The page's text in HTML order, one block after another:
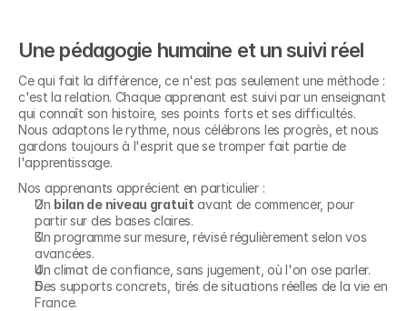
Une pédagogie humaine et un suivi réel
Ce qui fait la différence, ce n'est pas seulement une méthode :
c'est la relation. Chaque apprenant est suivi par un enseignant
qui connaît son histoire, ses points forts et ses difficultés.
Nous adaptons le rythme, nous célébrons les progrès, et nous
gardons toujours à l'esprit que se tromper fait partie de
l'apprentissage.
Nos apprenants apprécient en particulier :
Un bilan de niveau gratuit avant de commencer, pour
partir sur des bases claires.
Un programme sur mesure, révisé régulièrement selon vos
avancées.
Un climat de confiance, sans jugement, où l'on ose parler.
Des supports concrets, tirés de situations réelles de la vie en
France.